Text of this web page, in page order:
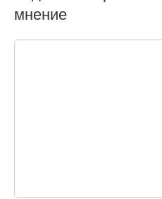
мнение